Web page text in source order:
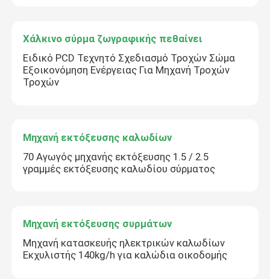
Χάλκινο σύρμα ζωγραφικής πεθαίνει
Ειδικό PCD Τεχνητό Σχεδιασμό Τροχών Σώμα
Εξοικονόμηση Ενέργειας Για Μηχανή Τροχών
Τροχών
Μηχανή εκτόξευσης καλωδίων
70 Αγωγός μηχανής εκτόξευσης 1.5 / 2.5
γραμμές εκτόξευσης καλωδίου σύρματος
Μηχανή εκτόξευσης συρμάτων
Μηχανή κατασκευής ηλεκτρικών καλωδίων
Εκχυλιστής 140kg/h για καλώδια οικοδομής